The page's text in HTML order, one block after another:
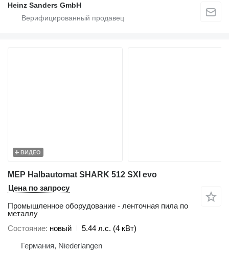
Heinz Sanders GmbH
ВИДЕО
MEP Halbautomat SHARK 512 SXI evo
Цена по запросу
Промышленное оборудование - ленточная пила по
металлу
Состояние новый
5.44 л.с. (4 кВт)
Германия, Niederlangen